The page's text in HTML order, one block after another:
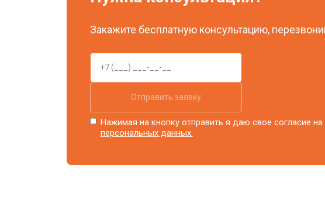
Закажите бесплатную консультацию,
Отправить заявку
Нажимая на кнопку отправить я даю свое согласие
персональных данных.